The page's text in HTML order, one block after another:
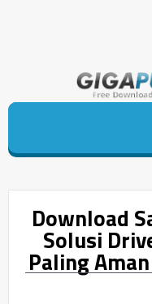
Download
Solusi
Paling